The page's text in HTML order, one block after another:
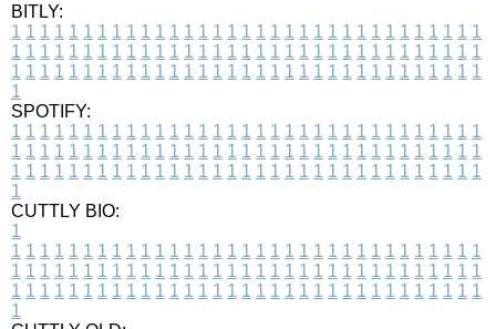
BITLY:
1 1 1 1 1 1 1 1 1 1 1 1 1 1 1 1 1 1 1 1 1 1 1 1 1 1 1 1 1 1 1 1 1
1 1 1 1 1 1 1 1 1 1 1 1 1 1 1 1 1 1 1 1 1 1 1 1 1 1 1 1 1 1 1 1 1
1 1 1 1 1 1 1 1 1 1 1 1 1 1 1 1 1 1 1 1 1 1 1 1 1 1 1 1 1 1 1 1 1
1
SPOTIFY:
1 1 1 1 1 1 1 1 1 1 1 1 1 1 1 1 1 1 1 1 1 1 1 1 1 1 1 1 1 1 1 1 1
1 1 1 1 1 1 1 1 1 1 1 1 1 1 1 1 1 1 1 1 1 1 1 1 1 1 1 1 1 1 1 1 1
1 1 1 1 1 1 1 1 1 1 1 1 1 1 1 1 1 1 1 1 1 1 1 1 1 1 1 1 1 1 1 1 1
1
CUTTLY BIO:
1
1 1 1 1 1 1 1 1 1 1 1 1 1 1 1 1 1 1 1 1 1 1 1 1 1 1 1 1 1 1 1 1 1
1 1 1 1 1 1 1 1 1 1 1 1 1 1 1 1 1 1 1 1 1 1 1 1 1 1 1 1 1 1 1 1 1
1 1 1 1 1 1 1 1 1 1 1 1 1 1 1 1 1 1 1 1 1 1 1 1 1 1 1 1 1 1 1 1 1
1